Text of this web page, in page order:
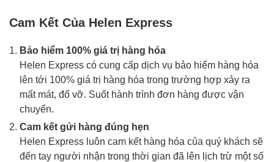
Cam Kết Của Helen Express
Bảo hiểm 100% giá trị hàng hóa
Helen Express có cung cấp dịch vụ bảo hiểm hàng hóa
lên tới 100% giá trị hàng hóa trong trường hợp xảy ra
mất mát, đổ vỡ. Suốt hành trình đơn hàng được vận
chuyển.
Cam kết gửi hàng đúng hẹn
Helen Express luôn cam kết hàng hóa của quý khách sẽ
đến tay người nhận trong thời gian đã lên lịch trừ một số